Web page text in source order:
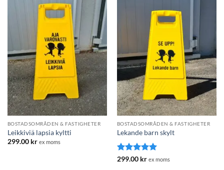
BOSTADSOMRÅDEN & FASTIGHETER
Leikkiviä lapsia kyltti
299.00 kr ex moms
BOSTADSOMRÅDEN & FASTIGHETER
Lekande barn skylt
Betygsatt5
299.00 kr ex moms